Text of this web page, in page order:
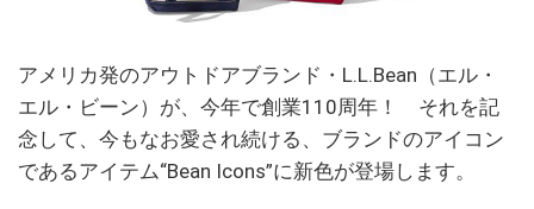
アメリカ発のアウトドアブランド・L.L.Bean（エル・
エル・ビーン）が、今年で創業110周年！ それを記
念して、今もなお愛され続ける、ブランドのアイコン
であるアイテム“Bean Icons”に新色が登場します。